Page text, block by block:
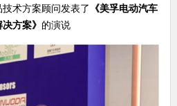
术方案顾问发表了 《美孚电动汽车
决方案》 的演说